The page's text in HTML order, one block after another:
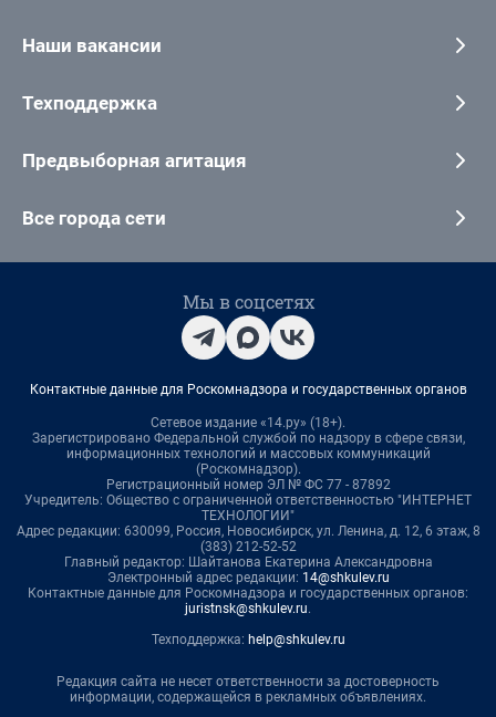
Наши вакансии
Техподдержка
Предвыборная агитация
Все города сети
Мы в соцсетях
Контактные данные для Роскомнадзора и государственных органов
Сетевое издание «14.ру» (18+).
Зарегистрировано Федеральной службой по надзору в сфере связи,
информационных технологий и массовых коммуникаций
(Роскомнадзор).
Регистрационный номер ЭЛ № ФС 77 - 87892
Учредитель: Общество с ограниченной ответственностью "ИНТЕРНЕТ
ТЕХНОЛОГИИ"
Адрес редакции: 630099, Россия, Новосибирск, ул. Ленина, д. 12, 6 этаж, 8
(383) 212-52-52
Главный редактор: Шайтанова Екатерина Александровна
Электронный адрес редакции: 14@shkulev.ru
Контактные данные для Роскомнадзора и государственных органов:
juristnsk@shkulev.ru.
Техподдержка: help@shkulev.ru
Редакция сайта не несет ответственности за достоверность
информации, содержащейся в рекламных объявлениях.